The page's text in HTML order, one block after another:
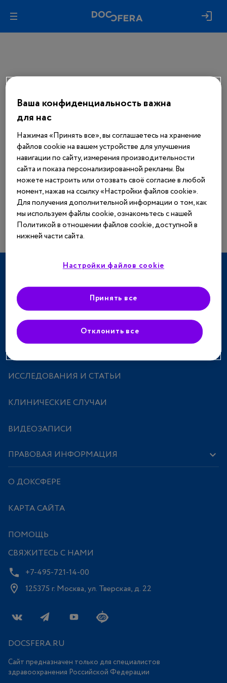
Авторизуйтесь, чтобы получить
Войти
Еще нет аккаунта?
Зарегистрироваться
ТЕРАПЕВТИЧЕСКИЕ НАПРАВЛЕНИЯ
СПЕЦПРОЕКТЫ
МЕРОПРИЯТИЯ
ИССЛЕДОВАНИЯ И СТАТЬИ
КЛИНИЧЕСКИЕ СЛУЧАИ
ВИДЕОЗАПИСИ
ПРАВОВАЯ ИНФОРМАЦИЯ
О ДОКСФЕРЕ
КАРТА САЙТА
ПОМОЩЬ
СВЯЖИТЕСЬ С НАМИ
+7-495-721-14-00
125375 г. Москва, ул. Тверская, д. 22
DOCSFERA.RU
Сайт предназначен только для специалистов
здравоохранения Российской Федерации
Ваша конфиденциальность важна
для нас
Нажимая «Принять все», вы соглашаетесь на хранение
файлов cookie на вашем устройстве для улучшения
навигации по сайту, измерения производительности
сайта и показа персонализированной рекламы. Вы
можете настроить или отозвать своё согласие в любой
момент, нажав на ссылку «Настройки файлов cookie».
Для получения дополнительной информации о том, как
мы используем файлы cookie, ознакомьтесь с нашей
Политикой в отношении файлов cookie, доступной в
нижней части сайта.
Настройки файлов cookie
Отклонить все
Принять все